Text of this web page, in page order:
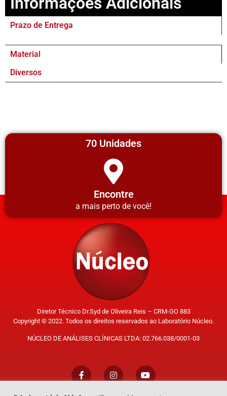
Prazo de Entrega
Material
Diversos
70 Unidades
Encontre
a mais perto de você!
Diretor Técnico Dr.Syd de Oliveira Reis – CRM-GO 883
Copyright © 2022. Todos os direitos reservados ao Laboratório Núcleo.
NÚCLEO DE ANÁLISES CLÍNICAS LTDA: 02.766.038/0001-03